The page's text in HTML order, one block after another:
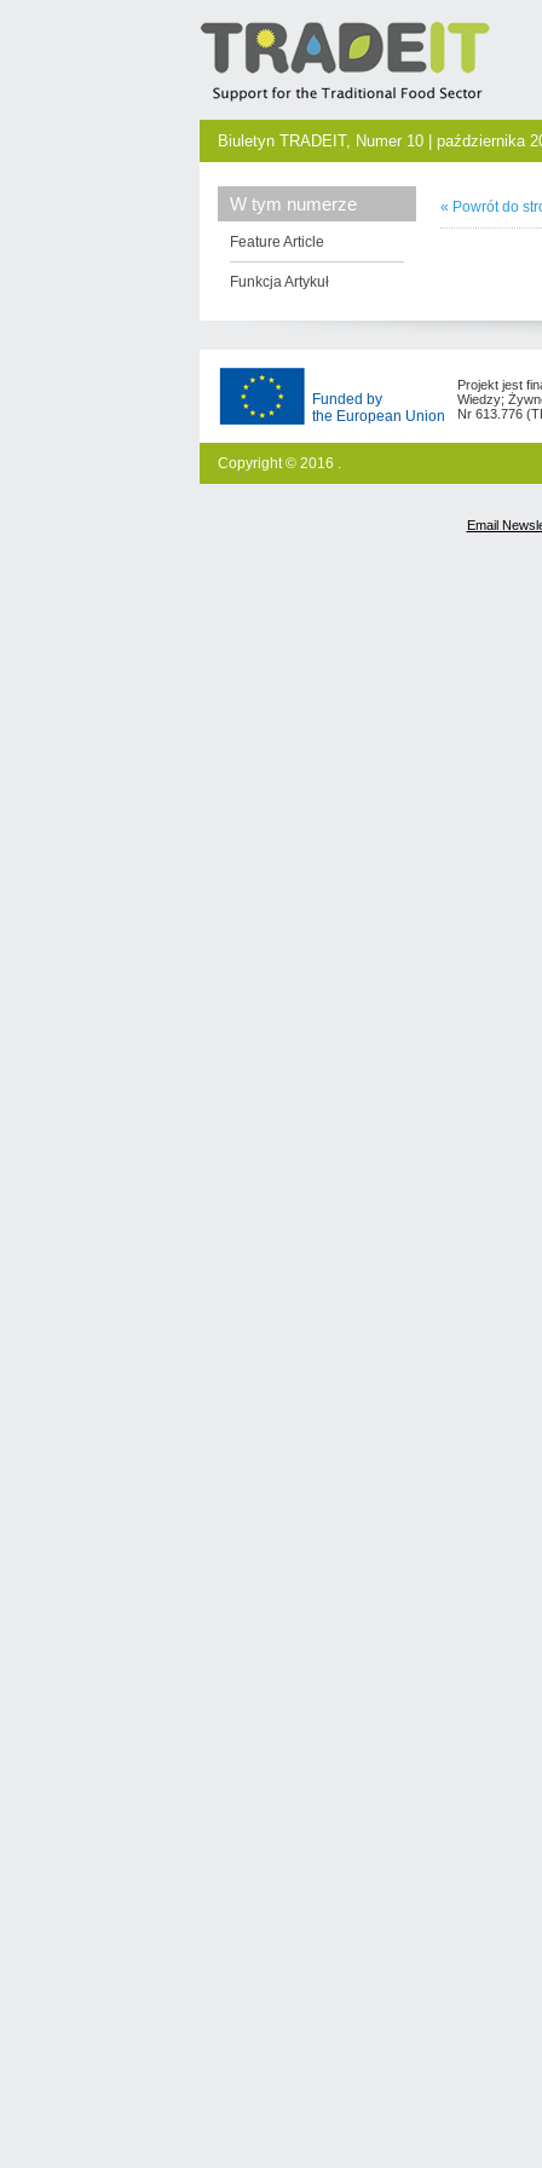
Biuletyn TRADEIT, Numer 10 | października
W tym numerze
Feature Article
Funkcja Artykuł
« Powrót do
Funded by
the European Union
Projekt jest
Wiedzy;
Nr 613.776
Copyright © 2016 .
Email